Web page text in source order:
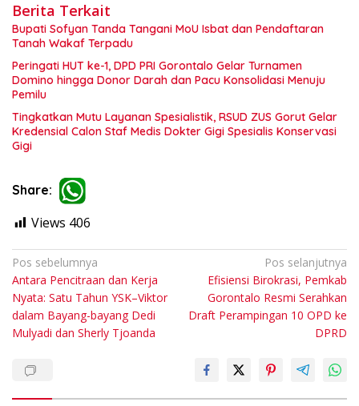
Berita Terkait
Bupati Sofyan Tanda Tangani MoU Isbat dan Pendaftaran
Tanah Wakaf Terpadu
Peringati HUT ke-1, DPD PRI Gorontalo Gelar Turnamen
Domino hingga Donor Darah dan Pacu Konsolidasi Menuju
Pemilu
Tingkatkan Mutu Layanan Spesialistik, RSUD ZUS Gorut Gelar
Kredensial Calon Staf Medis Dokter Gigi Spesialis Konservasi
Gigi
Share:
Views 406
Navigasi
pos
Pos sebelumnya
Antara Pencitraan dan Kerja
Nyata: Satu Tahun YSK–Viktor
dalam Bayang-bayang Dedi
Mulyadi dan Sherly Tjoanda
Pos selanjutnya
Efisiensi Birokrasi, Pemkab
Gorontalo Resmi Serahkan
Draft Perampingan 10 OPD ke
DPRD